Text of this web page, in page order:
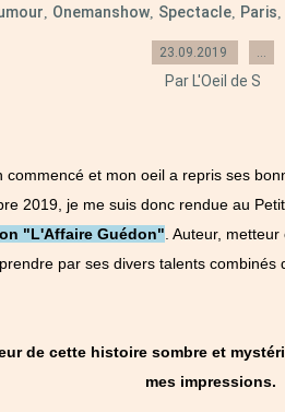
Onemanshow, Spectacle, Paris
23.09.2019
Par L'Oeil de S
commencé et mon oeil a repris ses
2019, je me suis donc rendue au
"L'Affaire Guédon" Auteur,
par ses divers talents combinés
de cette histoire sombre et
mes impressions.